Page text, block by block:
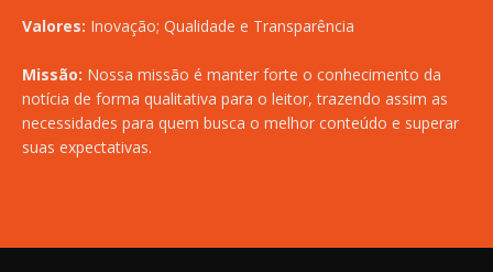
Valores: Inovação; Qualidade e Transparência
Missão: Nossa missão é manter forte o conhecimento da
notícia de forma qualitativa para o leitor, trazendo assim as
necessidades para quem busca o melhor conteúdo e superar
suas expectativas.